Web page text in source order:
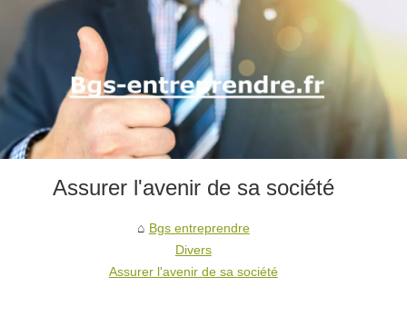
Assurer l'avenir de sa société
Bgs entreprendre
Divers
Assurer l'avenir de sa société